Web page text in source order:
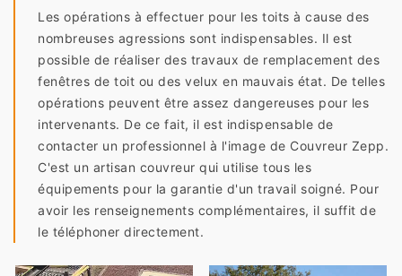
Les opérations à effectuer pour les toits à cause des
nombreuses agressions sont indispensables. Il est
possible de réaliser des travaux de remplacement des
fenêtres de toit ou des velux en mauvais état. De telles
opérations peuvent être assez dangereuses pour les
intervenants. De ce fait, il est indispensable de
contacter un professionnel à l'image de Couvreur Zepp.
C'est un artisan couvreur qui utilise tous les
équipements pour la garantie d'un travail soigné. Pour
avoir les renseignements complémentaires, il suffit de
le téléphoner directement.